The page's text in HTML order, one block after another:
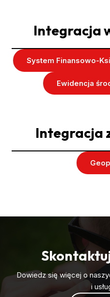
Integracja
System Finansowo-
Ewidencja
Integracja
Dowiedz się więcej o
i